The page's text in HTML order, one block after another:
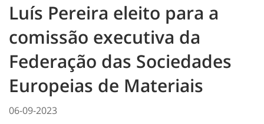
Luís Pereira eleito para a
comissão executiva da
Federação das Sociedades
Europeias de Materiais
06-09-2023